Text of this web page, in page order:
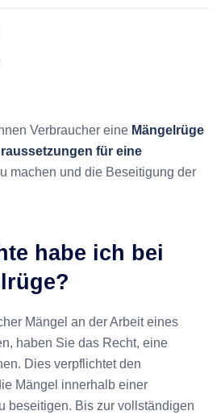
Verbraucher eine Mängelrüge
für eine
machen und die Beseitigung der
habe ich bei
Mängel an der Arbeit eines
haben Sie das Recht, eine
Dies verpflichtet den
Mängel innerhalb einer
beseitigen. Bis zur vollständigen